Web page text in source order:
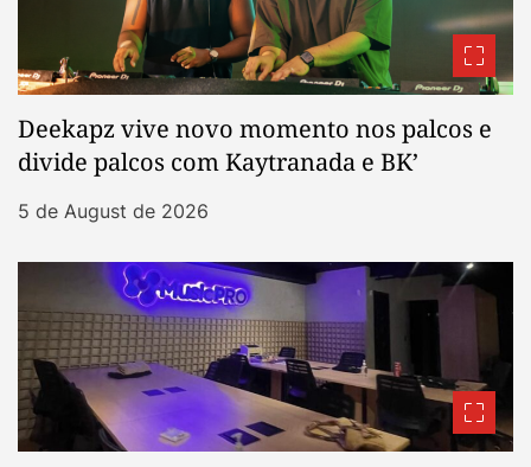
Deekapz vive novo momento nos palcos e
divide palcos com Kaytranada e BK’
5 de August de 2026